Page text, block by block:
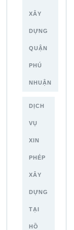
XÂY
DỰNG
QUẬN
PHÚ
NHUẬN
DỊCH
VỤ
XIN
PHÉP
XÂY
DỰNG
TẠI
HỒ